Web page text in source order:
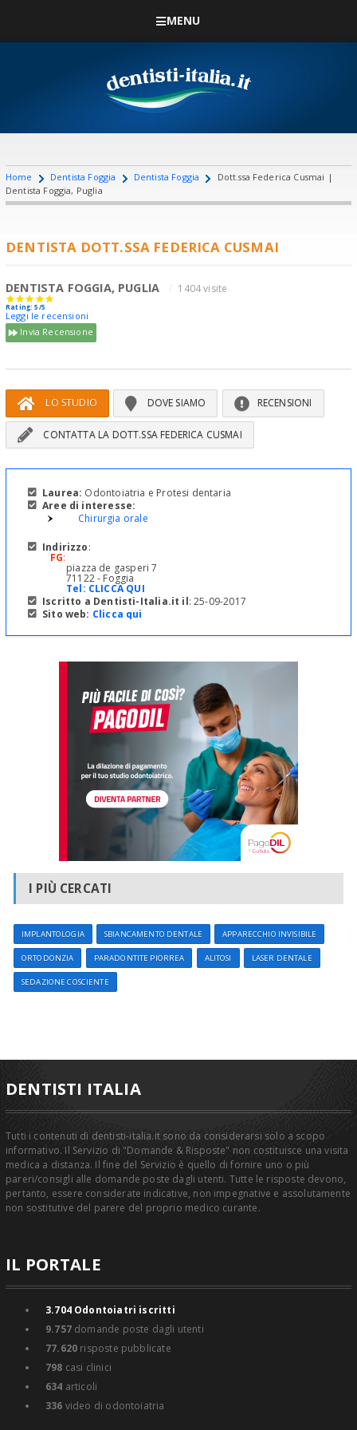
MENU
Home Dentista Foggia Dentista Foggia
Dott.ssa Federica Cusmai |
Dentista Foggia, Puglia
DENTISTA DOTT.SSA FEDERICA CUSMAI
DENTISTA FOGGIA, PUGLIA 1404 visite
Rating: 5/5
Leggi le recensioni
Invia Recensione
LO STUDIO DOVE SIAMO RECENSIONI
CONTATTA LA DOTT.SSA FEDERICA CUSMAI
Laurea: Odontoiatria e Protesi dentaria
Aree di interesse:
Chirurgia orale
Indirizzo:
FG:
piazza de gasperi 7
71122 - Foggia
Tel: CLICCA QUI
Iscritto a Dentisti-Italia.it il: 25-09-2017
Sito web: Clicca qui
I PIÙ CERCATI
IMPLANTOLOGIA SBIANCAMENTO DENTALE APPARECCHIO INVISIBILE
ORTODONZIA PARADONTITE PIORREA ALITOSI LASER DENTALE
SEDAZIONE COSCIENTE
DENTISTI ITALIA
Tutti i contenuti di dentisti-italia.it sono da considerarsi solo a scopo
informativo. Il Servizio di "Domande & Risposte" non costituisce una visita
medica a distanza. Il fine del Servizio è quello di fornire uno o più
pareri/consigli alle domande poste dagli utenti. Tutte le risposte devono,
pertanto, essere considerate indicative, non impegnative e assolutamente
non sostitutive del parere del proprio medico curante.
IL PORTALE
3.704Odontoiatri iscritti
9.757domande poste dagli utenti
77.620 risposte pubblicate
798 casi clinici
634 articoli
336 video di odontoiatria